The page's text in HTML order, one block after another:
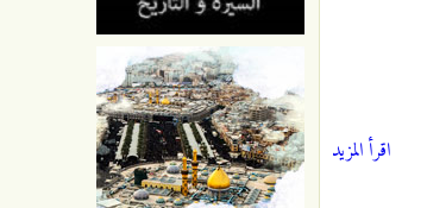
اقرأ المزيد